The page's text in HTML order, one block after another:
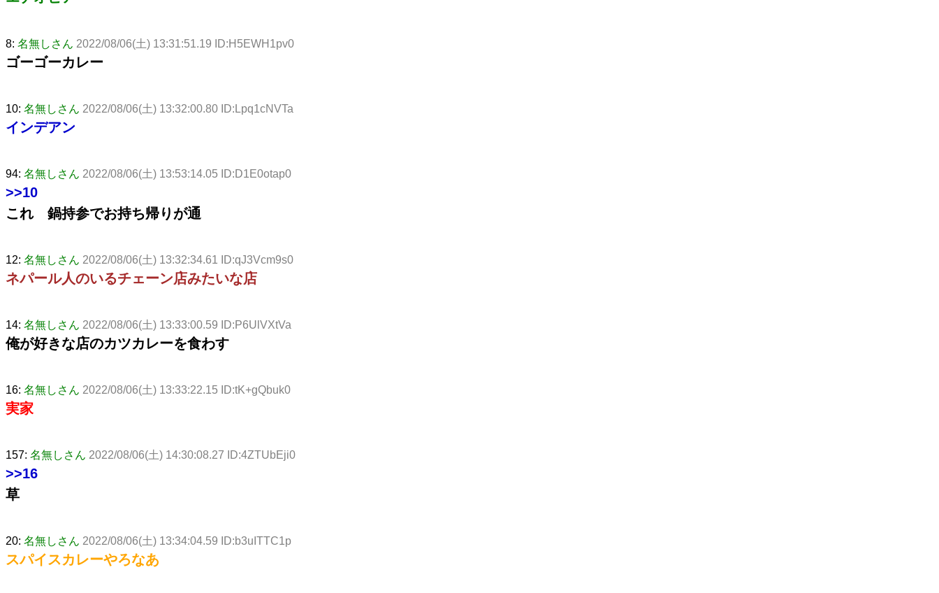
8: 名無しさん 2022/08/06(土) 13:31:51.19 ID:H5EWH1pv0
ゴーゴーカレー
10: 名無しさん 2022/08/06(土) 13:32:00.80 ID:Lpq1cNVTa
インデアン
94: 名無しさん 2022/08/06(土) 13:53:14.05 ID:D1E0otap0
>>10
これ 鍋持参でお持ち帰りが通
12: 名無しさん 2022/08/06(土) 13:32:34.61 ID:qJ3Vcm9s0
ネパール人のいるチェーン店みたいな店
14: 名無しさん 2022/08/06(土) 13:33:00.59 ID:P6UlVXtVa
俺が好きな店のカツカレーを食わす
16: 名無しさん 2022/08/06(土) 13:33:22.15 ID:tK+gQbuk0
実家
157: 名無しさん 2022/08/06(土) 14:30:08.27 ID:4ZTUbEji0
>>16
草
20: 名無しさん 2022/08/06(土) 13:34:04.59 ID:b3uITTC1p
スパイスカレーやろなあ